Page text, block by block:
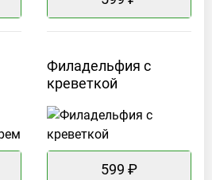
Филадельфия с
креветкой
599 ₽